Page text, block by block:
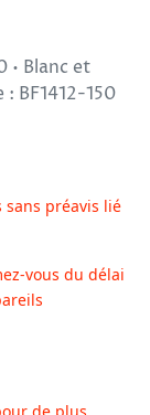
• Blanc et
BF1412-150
préavis lié
vous du délai